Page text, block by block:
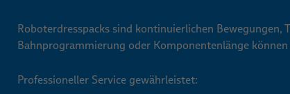
Roboterdresspacks sind kontinuierlichen
Bahnprogrammierung oder Komponentenlänge
Professioneller Service gewährleistet: